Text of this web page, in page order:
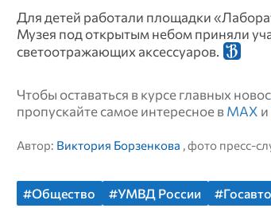
Для детей работали площадки
Музея под открытым небом приняли
светоотражающих аксессуаров.
Чтобы оставаться в курсе главных
пропускайте самое интересное в MAX и
Автор: Виктория Борзенкова , фото пресс-
#Общество #УМВД России